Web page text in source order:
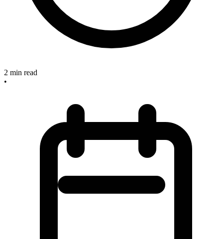
2 min read
•